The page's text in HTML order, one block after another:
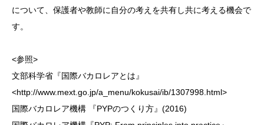
について、保護者や教師に自分の考えを共有し共に考える機会で
す。
<参照>
文部科学省『国際バカロレアとは』
<http://www.mext.go.jp/a_menu/kokusai/ib/1307998.html>
国際バカロレア機構 『PYPのつくり方』(2016)